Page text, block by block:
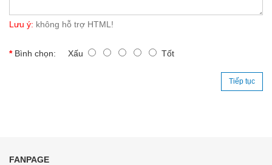
Lưu ý: không hỗ trợ HTML!
Bình chọn: Xấu Tốt
Tiếp tục
FANPAGE